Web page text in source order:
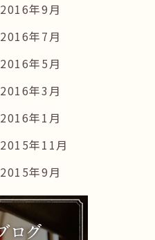
2016年9月
2016年7月
2016年5月
2016年3月
2016年1月
2015年11月
2015年9月